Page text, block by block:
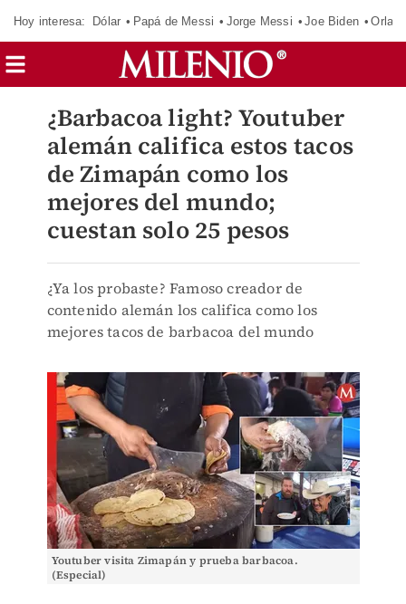
Hoy interesa: Dólar Papá de Messi Jorge Messi Joe Biden
¿Barbacoa light? Youtuber
alemán califica estos tacos
de Zimapán como los
mejores del mundo;
cuestan solo 25 pesos
¿Ya los probaste? Famoso creador de
contenido alemán los califica como los
mejores tacos de barbacoa del mundo
Youtuber visita Zimapán y prueba barbacoa.
(Especial)